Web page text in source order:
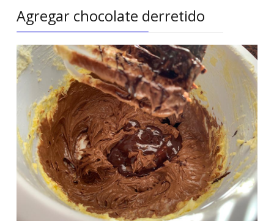
Agregar chocolate derretido